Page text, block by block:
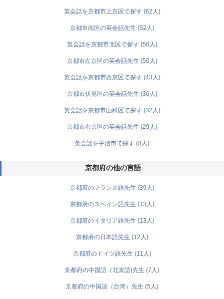
英会話を京都市上京区で探す (62人)
京都市南区の英会話先生 (52人)
英会話を京都市北区で探す (50人)
京都市左京区の英会話先生 (50人)
英会話を京都市西京区で探す (43人)
京都市伏見区の英会話先生 (36人)
英会話を京都市山科区で探す (32人)
京都市右京区の英会話先生 (29人)
英会話を宇治市で探す (8人)
京都府の他の言語
京都府のフランス語先生 (39人)
京都府のスペイン語先生 (13人)
京都府のイタリア語先生 (13人)
京都府の日本語先生 (12人)
京都府のドイツ語先生 (11人)
京都府の中国語（北京語)先生 (7人)
京都府の中国語（台湾）先生 (5人)